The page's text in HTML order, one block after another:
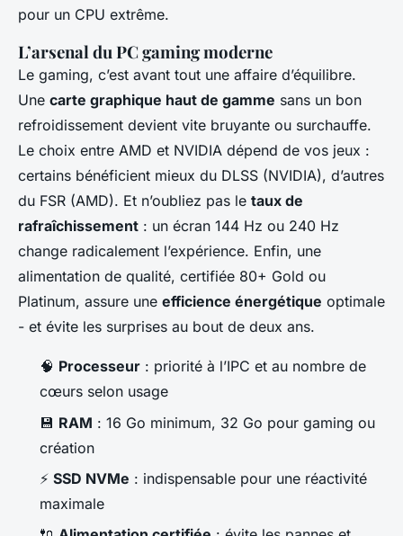
pour un CPU extrême.
L’arsenal du PC gaming moderne
Le gaming, c’est avant tout une affaire d’équilibre.
Une carte graphique haut de gamme sans un bon
refroidissement devient vite bruyante ou surchauffe.
Le choix entre AMD et NVIDIA dépend de vos jeux :
certains bénéficient mieux du DLSS (NVIDIA), d’autres
du FSR (AMD). Et n’oubliez pas le taux de
rafraîchissement : un écran 144 Hz ou 240 Hz
change radicalement l’expérience. Enfin, une
alimentation de qualité, certifiée 80+ Gold ou
Platinum, assure une efficience énergétique optimale
- et évite les surprises au bout de deux ans.
🧠 Processeur : priorité à l’IPC et au nombre de
cœurs selon usage
💾 RAM : 16 Go minimum, 32 Go pour gaming ou
création
⚡ SSD NVMe : indispensable pour une réactivité
maximale